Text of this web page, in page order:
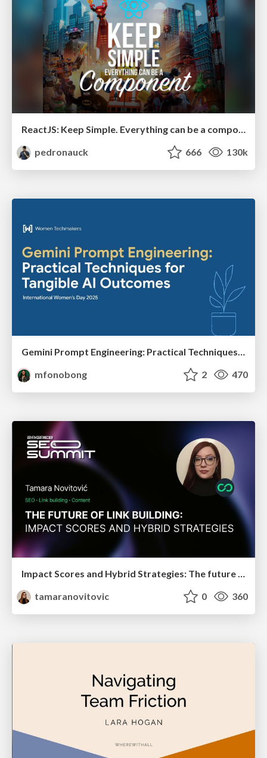
ReactJS: Keep Simple. Everything can be a component!
pedronauck
666 130k
mfonobong
2 470
Impact Scores and Hybrid Strategies: The future of link building
tamaranovitovic
0 360